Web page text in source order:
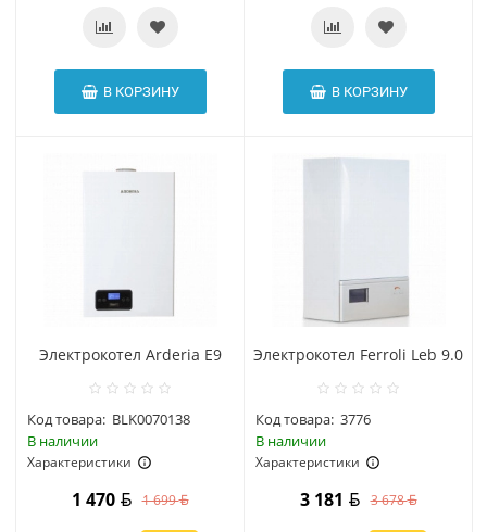
В КОРЗИНУ В КОРЗИНУ
Электрокотел Arderia E9
Код товара: BLK0070138
В наличии
Характеристики
1 470 1 699
Электрокотел Ferroli Leb 9.0
Код товара: 3776
В наличии
Характеристики
3 181 3 678